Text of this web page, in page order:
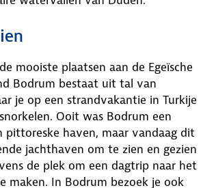
mooiste plaatsen aan de Egeïsche
Bodrum bestaat uit tal van
je op een strandvakantie in Turkije
Ooit was Bodrum een
pittoreske haven, maar vandaag dit
jachthaven om te zien en gezien
de plek om een dagtrip naar het
maken. In Bodrum bezoek je ook